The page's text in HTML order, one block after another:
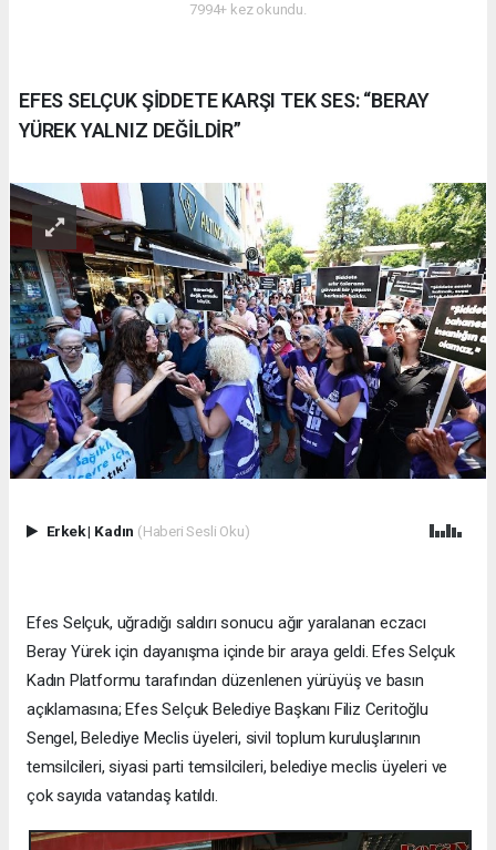
7994+ kez okundu.
EFES SELÇUK ŞİDDETE KARŞI TEK SES: “BERAY
YÜREK YALNIZ DEĞİLDİR”
Erkek| Kadın (Haberi Sesli Oku)
Efes Selçuk, uğradığı saldırı sonucu ağır yaralanan eczacı
Beray Yürek için dayanışma içinde bir araya geldi. Efes Selçuk
Kadın Platformu tarafından düzenlenen yürüyüş ve basın
açıklamasına; Efes Selçuk Belediye Başkanı Filiz Ceritoğlu
Sengel, Belediye Meclis üyeleri, sivil toplum kuruluşlarının
temsilcileri, siyasi parti temsilcileri, belediye meclis üyeleri ve
çok sayıda vatandaş katıldı.